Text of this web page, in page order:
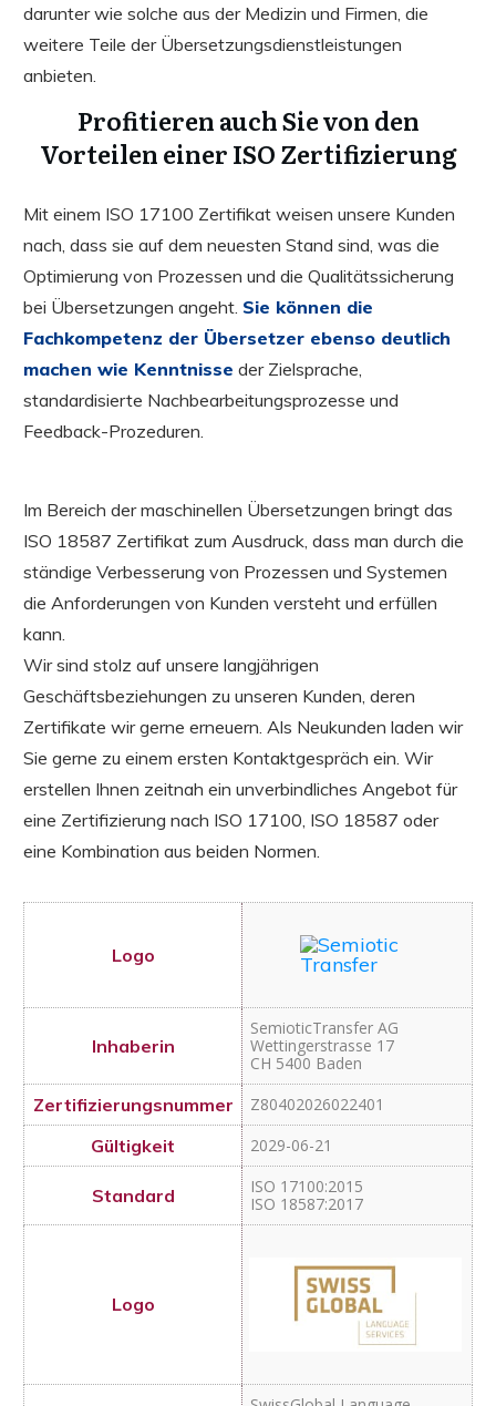
darunter wie solche aus der Medizin und Firmen, die
weitere Teile der Übersetzungsdienstleistungen
anbieten.
Profitieren auch Sie von den
Vorteilen einer ISO Zertifizierung
Mit einem ISO 17100 Zertifikat weisen unsere Kunden
nach, dass sie auf dem neuesten Stand sind, was die
Optimierung von Prozessen und die Qualitätssicherung
bei Übersetzungen angeht. Sie können die
Fachkompetenz der Übersetzer ebenso deutlich
machen wie Kenntnisse der Zielsprache,
standardisierte Nachbearbeitungsprozesse und
Feedback-Prozeduren.
Im Bereich der maschinellen Übersetzungen bringt das
ISO 18587 Zertifikat zum Ausdruck, dass man durch die
ständige Verbesserung von Prozessen und Systemen
die Anforderungen von Kunden versteht und erfüllen
kann.
Wir sind stolz auf unsere langjährigen
Geschäftsbeziehungen zu unseren Kunden, deren
Zertifikate wir gerne erneuern. Als Neukunden laden wir
Sie gerne zu einem ersten Kontaktgespräch ein. Wir
erstellen Ihnen zeitnah ein unverbindliches Angebot für
eine Zertifizierung nach ISO 17100, ISO 18587 oder
eine Kombination aus beiden Normen.
SemioticTransfer AG
Wettingerstrasse 17
CH 5400 Baden
Z80402026022401
2029-06-21
ISO 17100:2015
ISO 18587:2017